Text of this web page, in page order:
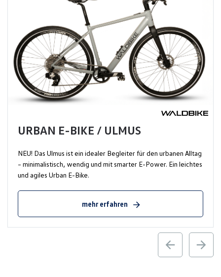
URBAN E-BIKE / ULMUS
NEU! Das Ulmus ist ein idealer Begleiter für den urbanen Alltag
– minimalistisch, wendig und mit smarter E-Power. Ein leichtes
und agiles Urban E-Bike.
mehr erfahren